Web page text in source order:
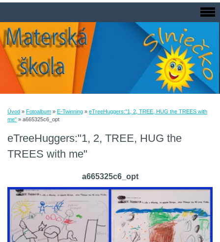
Úvod » Fotoalbum » E-Twinning » eTreeHuggers:"1, 2, TREE, HUG the TREES with
me" » a665325c6_opt
eTreeHuggers:"1, 2, TREE, HUG the
TREES with me"
a665325c6_opt